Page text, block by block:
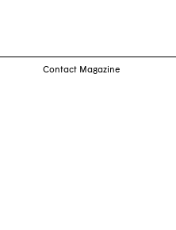
Contact Magazine